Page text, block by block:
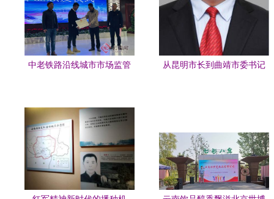
中老铁路沿线城市市场监管
从昆明市长到曲靖市委书记